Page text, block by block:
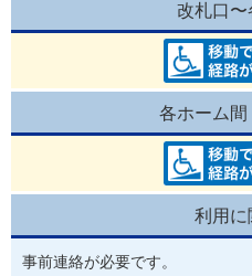
改札口〜
各ホーム間
利用に
事前連絡が必要です。